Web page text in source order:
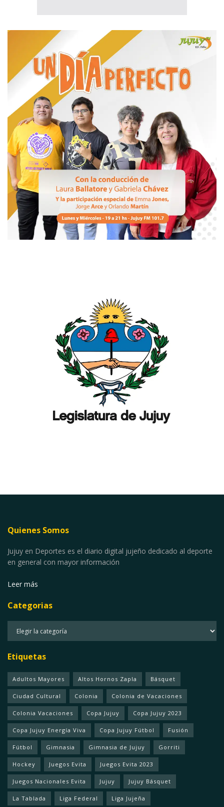
Quienes Somos
Jujuy en Deportes es el diario digital jujeño dedicado al deporte
en general con mayor información
Leer más
Categorias
Etiquetas
Adultos Mayores Altos Hornos Zapla Básquet
Ciudad Cultural Colonia Colonia de Vacaciones
Colonia Vacaciones Copa Jujuy Copa Jujuy 2023
Copa Jujuy Energía Viva Copa Jujuy Fútbol Fusión
Fútbol Gimnasia Gimnasia de Jujuy Gorriti
Hockey Juegos Evita Juegos Evita 2023
Juegos Nacionales Evita Jujuy Jujuy Básquet
La Tablada Liga Federal Liga Jujeña